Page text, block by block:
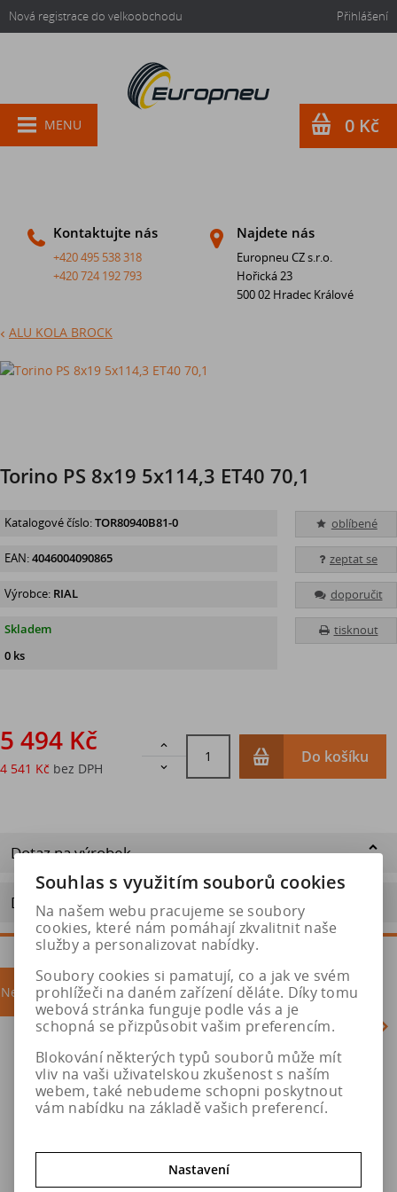
Nová registrace do velkoobchodu Přihlášení
Kontaktujte nás
+420 495 538 318
+420 724 192 793
Najdete nás
Europneu CZ s.r.o.
Hořická 23
500 02 Hradec Králové
MENU 0 Kč
ALU KOLA BROCK
Torino PS 8x19 5x114,3 ET40 70,1
oblíbené
zeptat se
doporučit
tisknout
Katalogové číslo:TOR80940B81-0
EAN:4046004090865
Výrobce: RIAL
Skladem
0 ks
5 494 Kč
4 541 Kč bez DPH


Do košíku
Dotaz na výrobek
Doporučit výrobek
Nejprodávanější akce
Akce
Souhlas s využitím souborů cookies
Na našem webu pracujeme se soubory
cookies, které nám pomáhají zkvalitnit naše
služby a personalizovat nabídky.
Soubory cookies si pamatují, co a jak ve svém
prohlížeči na daném zařízení děláte. Díky tomu
webová stránka funguje podle vás a je
schopná se přizpůsobit vašim preferencím.
Blokování některých typů souborů může mít
vliv na vaši uživatelskou zkušenost s naším
webem, také nebudeme schopni poskytnout
vám nabídku na základě vašich preferencí.
Nastavení